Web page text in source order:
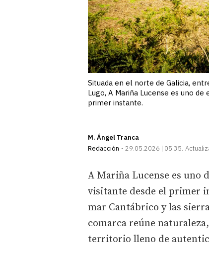
Situada en el norte de Galicia,
Lugo, A Mariña Lucense es uno
primer instante.
M. Ángel Tranca
Redacción
29.05.2026 | 05:35
A Mariña Lucense es uno
visitante desde el primer
mar Cantábrico y las
comarca reúne
territorio lleno de